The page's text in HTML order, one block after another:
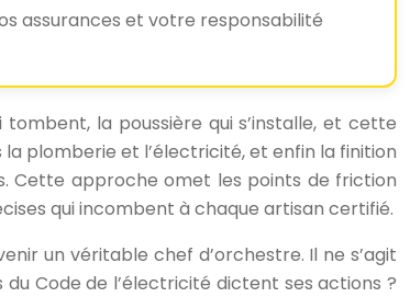
assurances et votre responsabilité
la poussière qui s’installe, et cette
la plomberie et l’électricité, et enfin la finition
Cette approche omet les points de friction
qui incombent à chaque artisan certifié.
un véritable chef d’orchestre. Il ne s’agit
Code de l’électricité dictent ses actions ?